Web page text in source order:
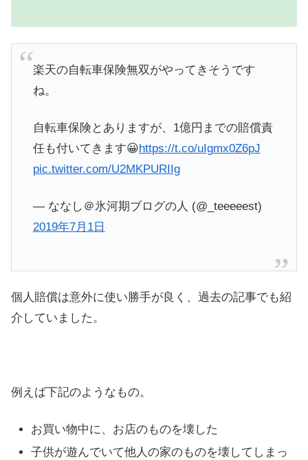
楽天の自転車保険無双がやってきそうです
ね。
自転車保険とありますが、1億円までの賠償責
任も付いてきます😀https://t.co/uIgmx0Z6pJ
pic.twitter.com/U2MKPURIIg
— ななし＠氷河期ブログの人 (@_teeeeest)
2019年7月1日
個人賠償は意外に使い勝手が良く、過去の記事でも紹
介していました。
例えば下記のようなもの。
お買い物中に、お店のものを壊した
子供が遊んでいて他人の家のものを壊してしまっ